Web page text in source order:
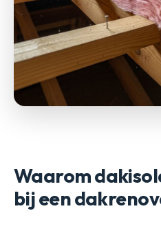
Waarom
bij een